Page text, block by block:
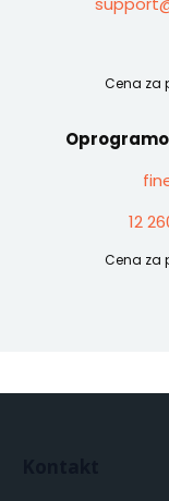
Cena za
12
Cena za